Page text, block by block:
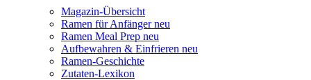
Magazin-Übersicht
Ramen für Anfänger neu
Ramen Meal Prep neu
Aufbewahren & Einfrieren neu
Ramen-Geschichte
Zutaten-Lexikon